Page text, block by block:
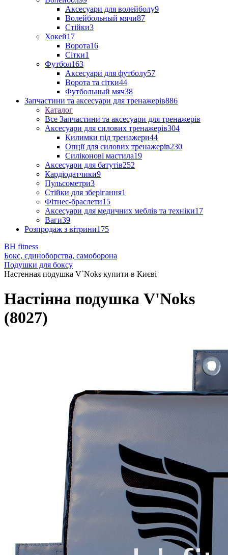
Аксесуари для волейболу9
Волейбольный мячи87
Стійки3
Хокей17
Ворота16
Сітки1
Футбол163
Аксесуари для футболу57
Ворота та сітки44
Футбольный мяч38
Запчастини та аксесуари для тренажерів886
Каталог
Все Запчастини та аксесуари для тренажерів
Аксесуари для силових тренажерів304
Килимки під тренажери44
Опції для силових тренажерів230
Силіконові мастила19
Аксесуари для батутів252
Кардіодатчики9
Пульсометри3
Стійки для зберігання1
Фітнес-браслети15
Аксесуари для медичних меблів та техніки17
Ваги39
Розпродаж з вітрини175
BH fitness
Бокс, єдиноборства, самоборона
Подушки для боксу
Настенная подушка V`Noks купити в Києві
Настінна подушка V'Noks
(8027)